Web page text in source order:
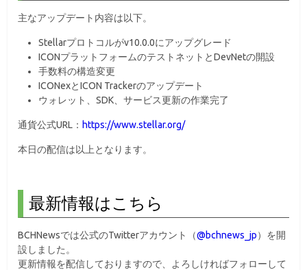
主なアップデート内容は以下。
Stellarプロトコルがv10.0.0にアップグレード
ICONプラットフォームのテストネットとDevNetの開設
手数料の構造変更
ICONexとICON Trackerのアップデート
ウォレット、SDK、サービス更新の作業完了
通貨公式URL： https://www.stellar.org/
本日の配信は以上となります。
最新情報はこちら
BCHNewsでは公式のTwitterアカウント（@bchnews_jp） を開
設しました。
更新情報を配信しておりますので、よろしければフォローして